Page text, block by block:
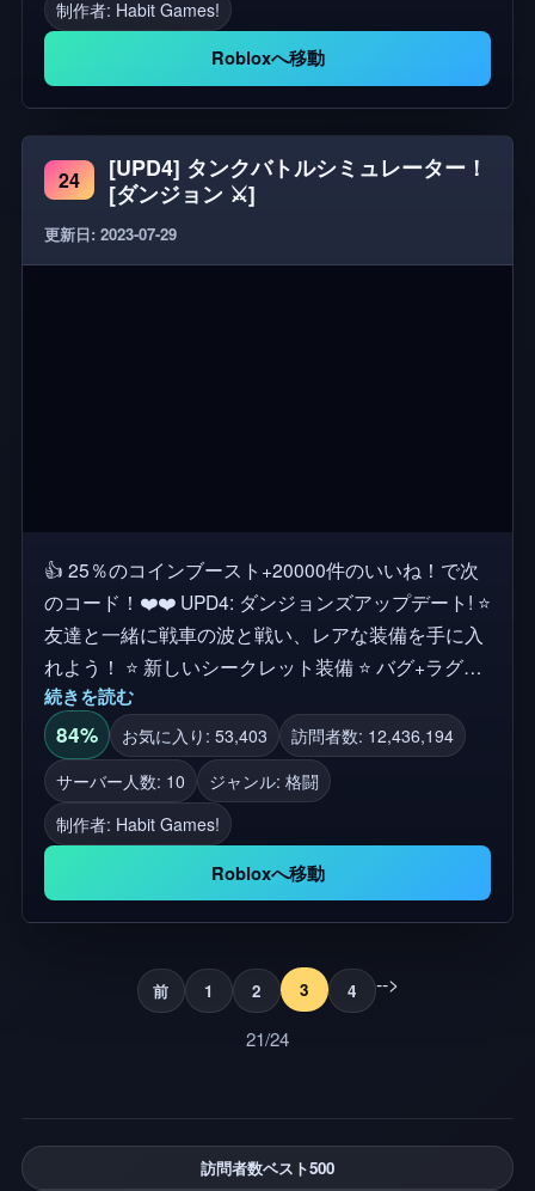
コードは5000いいね! ✨ 機能: 40+ ペット + クリック
+ 装備の収集 + 合併 + 進化 + 宝石 + 孵化! 💥 クリッ
クして強くなり、最高の手袋を集める [アップデー
ト、EARLY SNEAK PEEK、およびベータテストのた
めにグループに参加]
制作者: Habit Games!
Robloxへ移動
24
[UPD4] タンクバトルシミュレーター！
[ダンジョン ⚔️]
更新日: 2023-07-29
👍 25％のコインブースト+20000件のいいね！で次
のコード！❤️❤️ UPD4: ダンジョンズアップデート! ⭐
友達と一緒に戦車の波と戦い、レアな装備を手に入
れよう！ ⭐ 新しいシークレット装備 ⭐ バグ+ラグの
修正！ コード: ようこそ 4K件のいいね 6K いいね ア
ップデートのような！ご支援ありがとうございます!
✨ 特徴:40種類以上のペットを集めよう + ゴールデ
ンペット + 装備 + 合成 + 進化 + ジェム + 25種類以
上の戦車で遊べる! 💥 戦車をアップグレードして、
20種類以上の戦車を集めて敵と戦いましょう！ 世界
を探検し、戦車バトルシミュレーターで戦車として
自分だけのアドベンチャーを作りましょう！ [グル
ク、ベータテストに参加してください] [アップデー
ト 3] -プレイ可能な新戦車3種 -新しいタンクペット
10体 -新ゾーン！ + バグ修正 🔔 ゲームの最新情報を
続きを読む
84% お気に入り: 53,403
訪問者数: 12,436,194
サーバー人数: 10
ジャンル: 格闘
制作者: Habit Games!
Robloxへ移動
前 1 2 3 4 -->
21/24
訪問者数ベスト500